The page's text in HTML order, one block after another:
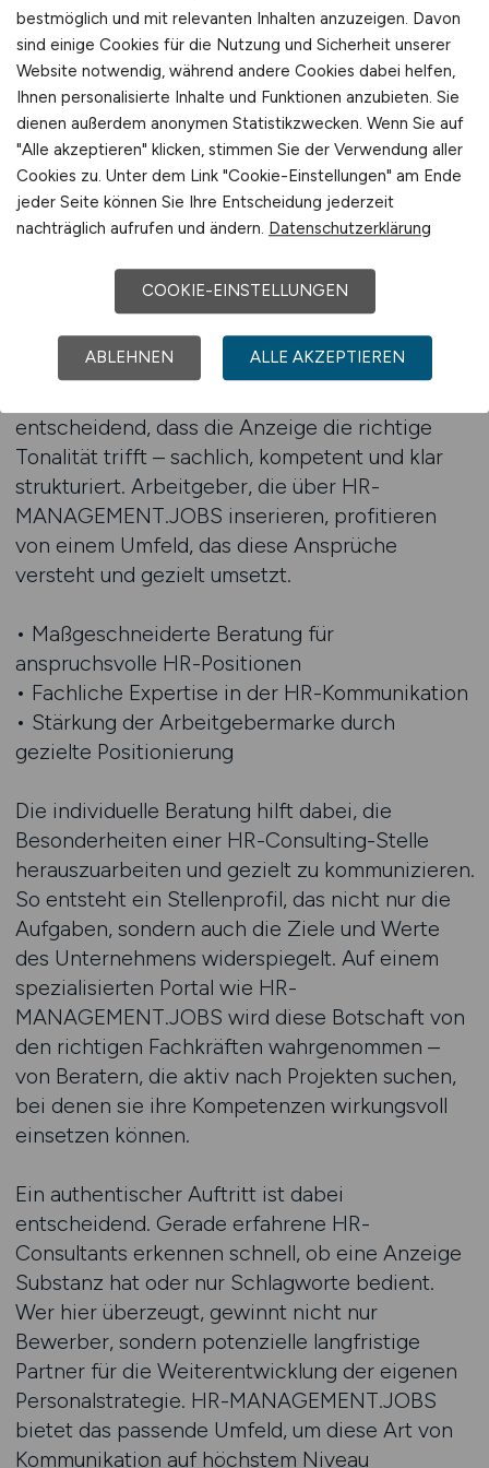
ihrer HR-Stellenanzeigen. HR-
MANAGEMENT.JOBS bietet Arbeitgebern die
Möglichkeit, genau dort präsent zu sein, wo
erfahrene HR-Berater nach neuen Projekten
und Herausforderungen suchen.
Professionelle Beratung im Recruitingprozess
bedeutet, das Anforderungsprofil einer Stelle
Unternehmenskultur authentisch zu vermitteln.
Gerade im HR-Consulting sind Soft Skills wie
Empathie, Kommunikationsfähigkeit und
Veränderungskompetenz ebenso wichtig wie
entscheidend, dass die Anzeige die richtige
Tonalität trifft – sachlich, kompetent und klar
strukturiert. Arbeitgeber, die über HR-
MANAGEMENT.JOBS inserieren, profitieren
von einem Umfeld, das diese Ansprüche
versteht und gezielt umsetzt.
• Maßgeschneiderte Beratung für
anspruchsvolle HR-Positionen
• Fachliche Expertise in der HR-Kommunikation
• Stärkung der Arbeitgebermarke durch
gezielte Positionierung
Die individuelle Beratung hilft dabei, die
Besonderheiten einer HR-Consulting-Stelle
herauszuarbeiten und gezielt zu kommunizieren.
So entsteht ein Stellenprofil, das nicht nur die
Aufgaben, sondern auch die Ziele und Werte
des Unternehmens widerspiegelt. Auf einem
spezialisierten Portal wie HR-
MANAGEMENT.JOBS wird diese Botschaft von
den richtigen Fachkräften wahrgenommen –
von Beratern, die aktiv nach Projekten suchen,
bei denen sie ihre Kompetenzen wirkungsvoll
einsetzen können.
Ein authentischer Auftritt ist dabei
entscheidend. Gerade erfahrene HR-
Consultants erkennen schnell, ob eine Anzeige
Substanz hat oder nur Schlagworte bedient.
Wer hier überzeugt, gewinnt nicht nur
Bewerber, sondern potenzielle langfristige
Partner für die Weiterentwicklung der eigenen
Personalstrategie. HR-MANAGEMENT.JOBS
bietet das passende Umfeld, um diese Art von
Kommunikation auf höchstem Niveau
bestmöglich und mit relevanten Inhalten anzuzeigen. Davon
sind einige Cookies für die Nutzung und Sicherheit unserer
Website notwendig, während andere Cookies dabei helfen,
Ihnen personalisierte Inhalte und Funktionen anzubieten. Sie
dienen außerdem anonymen Statistikzwecken. Wenn Sie auf
"Alle akzeptieren" klicken, stimmen Sie der Verwendung aller
Cookies zu. Unter dem Link "Cookie-Einstellungen" am Ende
jeder Seite können Sie Ihre Entscheidung jederzeit
nachträglich aufrufen und ändern. Datenschutzerklärung
COOKIE-EINSTELLUNGEN
ABLEHNEN ALLE AKZEPTIEREN